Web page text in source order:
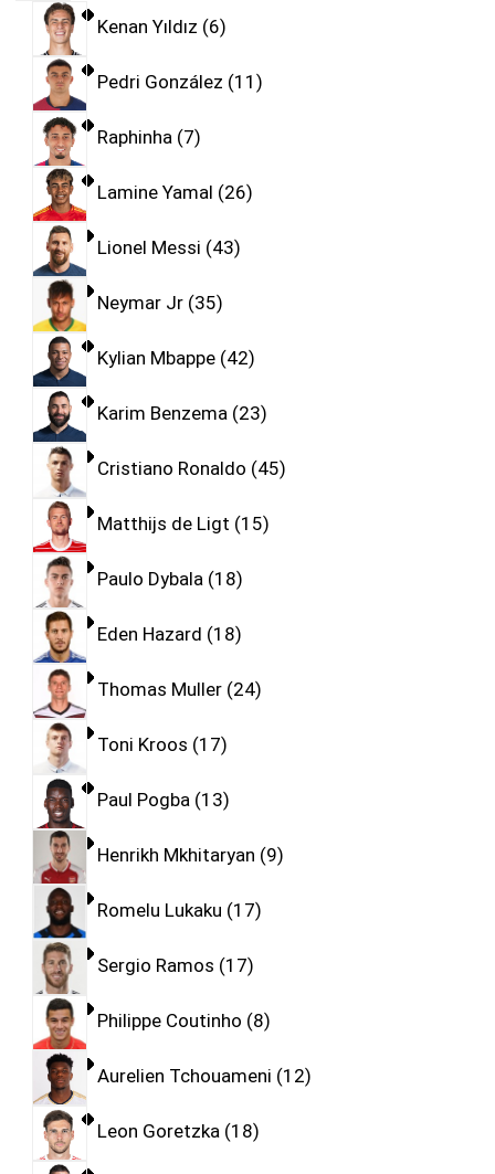
Kenan Yıldız 6
Pedri González 11
Raphinha 7
Lamine Yamal 26
Lionel Messi 43
Neymar Jr 35
Kylian Mbappe 42
Karim Benzema 23
Cristiano Ronaldo 45
Matthijs de Ligt 15
Paulo Dybala 18
Eden Hazard 18
Thomas Muller 24
Toni Kroos 17
Paul Pogba 13
Henrikh Mkhitaryan 9
Romelu Lukaku 17
Sergio Ramos 17
Philippe Coutinho 8
Aurelien Tchouameni 12
Leon Goretzka 18